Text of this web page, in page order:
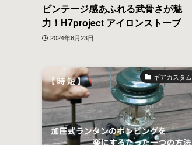
ビンテージ感あふれる武骨さが魅
力！H7project アイロンストーブ
2024年6月23日
ギアカスタム